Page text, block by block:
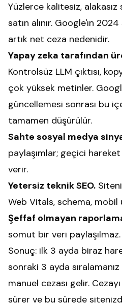
Yüzlerce kalitesiz,
satın alınır. Google'ın
artık net ceza nedenidir.
Yapay zeka tarafından
Kontrolsüz LLM çıktısı,
çok yüksek metinler.
güncellemesi sonrası bu
tamamen düşürülür.
Sahte sosyal medya
paylaşımlar; geçici hareket
verir.
Yetersiz teknik SEO.
Web Vitals, schema,
Şeffaf olmayan
somut bir veri paylaşılmaz.
Sonuç: ilk 3 ayda biraz
sonraki 3 ayda
manuel cezası gelir.
sürer ve bu sürede